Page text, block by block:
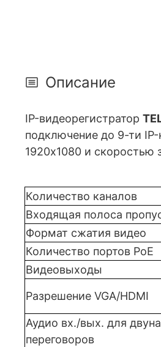
Описание
IP-видеорегистратор
подключение до 9-ти
1920x1080 и скоростью
Количество каналов
Входящая полоса
Формат сжатия видео
Количество портов PoE
Видеовыходы
Разрешение VGA/HDMI
Аудио вх./вых. для
переговоров